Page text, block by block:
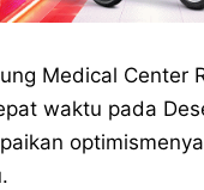
Medical Center
waktu pada